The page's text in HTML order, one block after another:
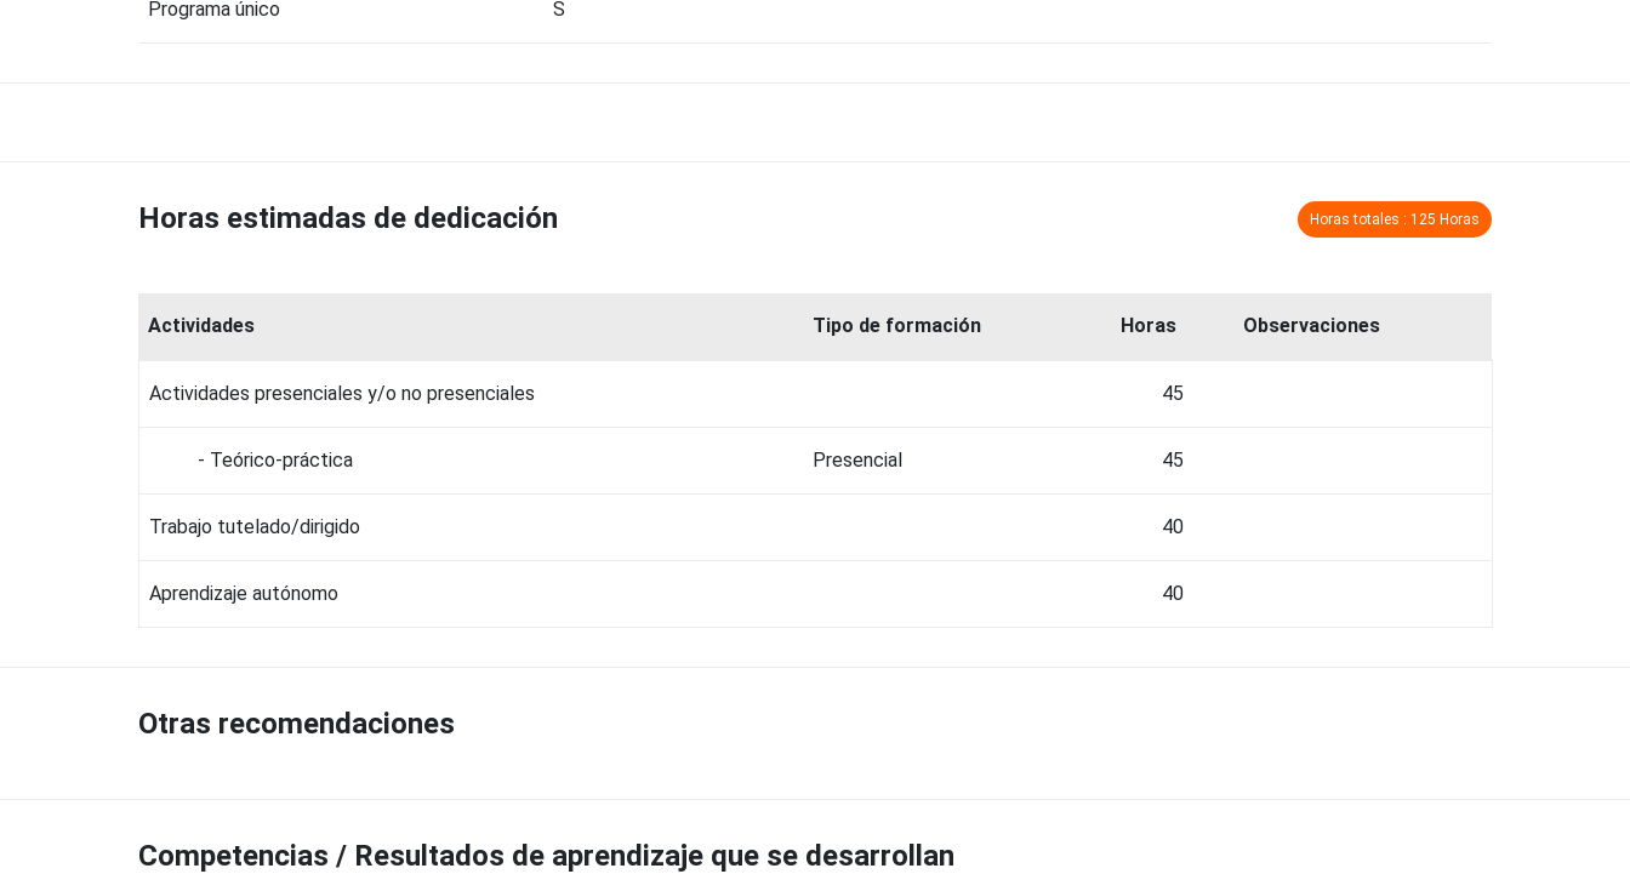
Programa único S
Horas estimadas de dedicación Horas totales : 125 Horas
Actividades Tipo de formación Horas Observaciones
Actividades presenciales y/o no presenciales 45
- Teórico-práctica Presencial 45
Trabajo tutelado/dirigido 40
Aprendizaje autónomo 40
Otras recomendaciones
Competencias / Resultados de aprendizaje que se desarrollan